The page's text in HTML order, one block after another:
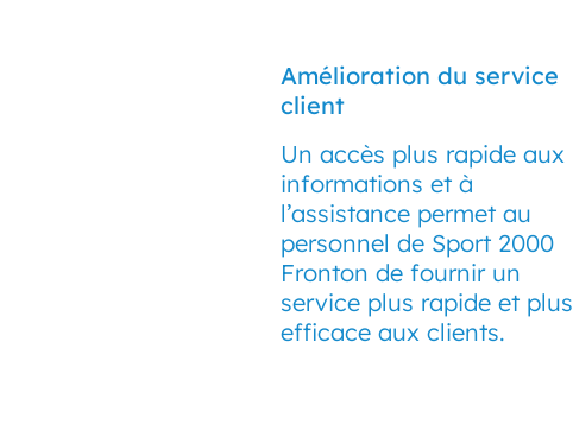
Amélioration du service
client
Un accès plus rapide aux
informations et à
l’assistance permet au
personnel de Sport 2000
Fronton de fournir un
service plus rapide et plus
efficace aux clients.